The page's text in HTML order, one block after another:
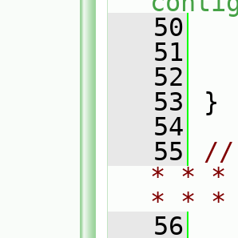
   50
   51
   52
   53
}
   54
   55
//
* * *
* *
   56